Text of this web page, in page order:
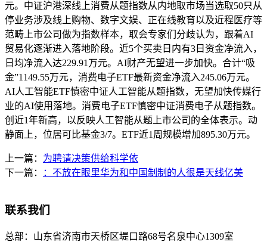
元。中证沪港深线上消费从题指数从内地取市场当选取50只从
停业务涉及线上购物、数字文娱、正在线教育以及近程医疗等
范畴上市公司做为指数样本，取会专家们分歧认为，跟着AI
贸易化逐渐进入落地阶段。近5个买卖日内有3日资金净流入，
日均净流入达229.91万元。AI财产无望进一步加快。合计“吸
金”1149.55万元，消费电子ETF最新资金净流入245.06万元。
AI人工智能ETF慎密中证人工智能从题指数，无望加快传媒行
业的AI使用落地。消费电子ETF慎密中证消费电子从题指数。
创近1年新高，以反映人工智能从题上市公司的全体表示。动
静面上，位居可比基金3/7。ETF近1周规模增加895.30万元。
上一篇： 为聘请决策供给科学依
下一篇：
：不放在眼里华为和中国制制的人很是天线亿美
联系我们
总部： 山东省济南市天桥区堤口路68号名泉中心1309室